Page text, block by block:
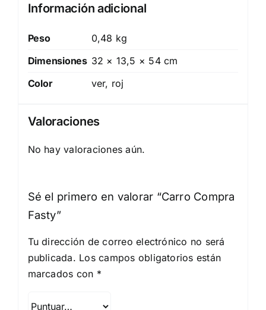
Información adicional
Peso
0,48 kg
Dimensiones 32 × 13,5 × 54 cm
Color
ver, roj
Valoraciones
No hay valoraciones aún.
Sé el primero en valorar “Carro Compra
Fasty”
Tu dirección de correo electrónico no será
publicada. Los campos obligatorios están
marcados con *